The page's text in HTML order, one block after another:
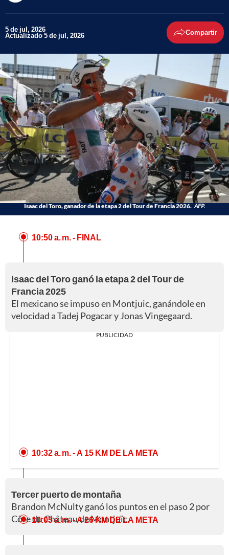
5 de jul, 2026
Actualizado 5 de jul, 2026 Compartir
Isaac del Toro, ganador de la etapa 2 del Tour de Francia 2026. AFP.
10:50 a. m.- FINAL
Isaac del Toro ganó la etapa 2 del Tour de
Francia 2025
El mexicano se impuso en Montjuic, ganándole en
velocidad a Tadej Pogacar y Jonas Vingegaard.
PUBLICIDAD
10:32 a. m.- A 15 KM DE LA META
Tercer puerto de montaña
Brandon McNulty ganó los puntos en el paso 2 por
Côte du Château de Montjuïc.
10:05 a. m.- A 26 KM DE LA META